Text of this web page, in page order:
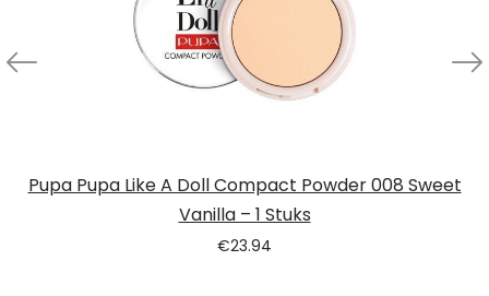
Pupa Pupa Like A Doll Compact Powder 008 Sweet
Vanilla – 1 Stuks
€23.94